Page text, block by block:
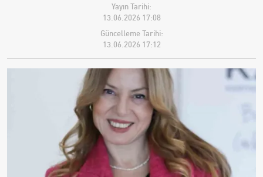
Yayın Tarihi:
13.06.2026 17:08
Güncelleme Tarihi:
13.06.2026 17:12